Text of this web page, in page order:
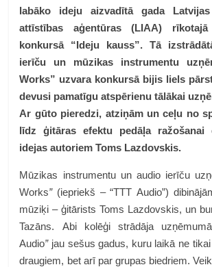
labāko ideju aizvadītā gada
attīstības aģentūras (LIAA)
konkursā “Ideju kauss”. Tā
ierīču un mūzikas instrumentu
Works” uzvara konkursā bijis liels
devusi pamatīgu atspērienu tālākai
Ar gūto pieredzi, atziņām un ceļu no
līdz ģitāras efektu pedāļa ražošanai
idejas autoriem Toms Lazdovskis.
Mūzikas instrumentu un audio ierīču
Works”(iepriekš – “TTT Audio”)
mūziķi – ģitārists Toms Lazdovskis, un
Tazāns. Abi kolēģi strādāja
Audio”jau sešus gadus, kuru laikā ne
draugiem, bet arī par grupas biedriem.